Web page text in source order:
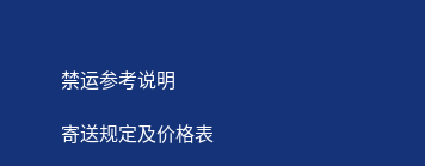
禁运参考说明
寄送规定及价格表